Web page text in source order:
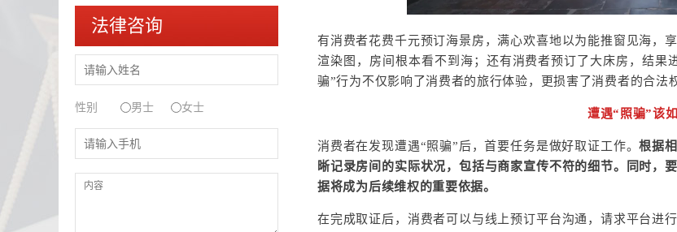
法律咨询
性别 男士 女士
有消费者花费千元预订海景房，满心欢喜地以为能推窗见海，
渲染图，房间根本看不到海；还有消费者预订了大床房，结
骗”行为不仅影响了消费者的旅行体验，更损害了消费者的合法
遭遇“照骗”该
消费者在发现遭遇“照骗”后，首要任务是做好取证工作。根据
晰记录房间的实际状况，包括与商家宣传不符的细节。同时，
据将成为后续维权的重要依据。
在完成取证后，消费者可以与线上预订平台沟通，请求平台进